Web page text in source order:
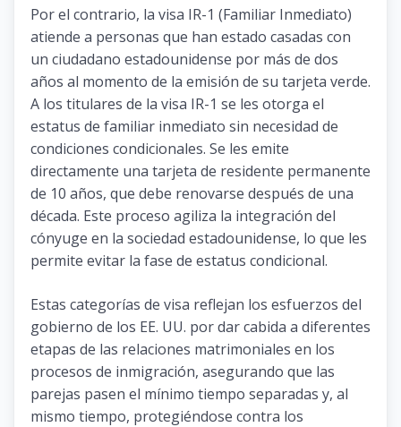
Por el contrario, la visa IR-1 (Familiar Inmediato)
atiende a personas que han estado casadas con
un ciudadano estadounidense por más de dos
años al momento de la emisión de su tarjeta verde.
A los titulares de la visa IR-1 se les otorga el
estatus de familiar inmediato sin necesidad de
condiciones condicionales. Se les emite
directamente una tarjeta de residente permanente
de 10 años, que debe renovarse después de una
década. Este proceso agiliza la integración del
cónyuge en la sociedad estadounidense, lo que les
permite evitar la fase de estatus condicional.
Estas categorías de visa reflejan los esfuerzos del
gobierno de los EE. UU. por dar cabida a diferentes
etapas de las relaciones matrimoniales en los
procesos de inmigración, asegurando que las
parejas pasen el mínimo tiempo separadas y, al
mismo tiempo, protegiéndose contra los